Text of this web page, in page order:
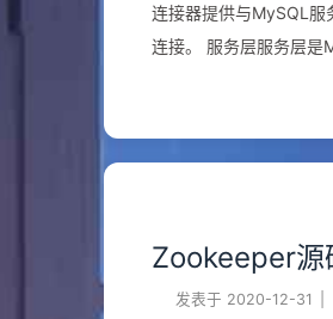
连接器提供与MySQL服
连接。 服务层服务层是
与提取，与系统文件进
Zookeeper源
发表于 2020-12-31